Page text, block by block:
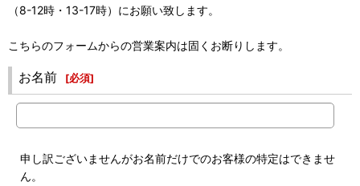
（8-12時・13-17時）にお願い致します。
こちらのフォームからの営業案内は固くお断りします。
お名前 [必須]
申し訳ございませんがお名前だけでのお客様の特定はできませ
ん。